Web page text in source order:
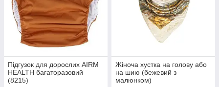
Підгузок для дорослих AIRM
HEALTH багаторазовий
(8215)
Жіноча хустка на голову або
на шию (бежевий з
малюнком)